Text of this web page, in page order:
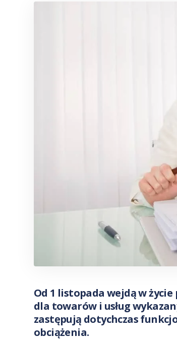
Od 1 listopada wejdą w
dla towarów i usług
zastępują dotychczas
obciążenia.